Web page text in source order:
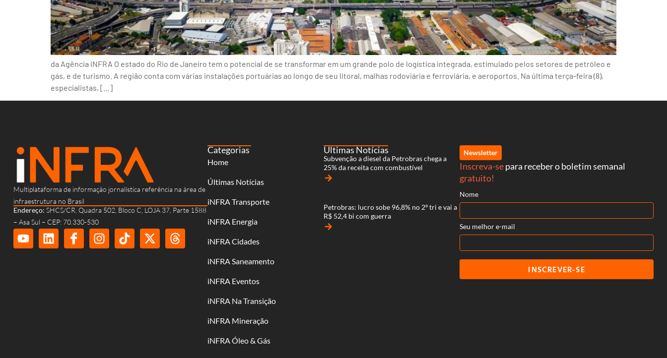
da Agência iNFRA O estado do Rio de Janeiro tem o potencial de se transformar em um grande polo de logística integrada, estimulado pelos setores de petróleo e
gás, e de turismo. A região conta com várias instalações portuárias ao longo de seu litoral, malhas rodoviária e ferroviária, e aeroportos. Na última terça-feira (8),
especialistas, […]
Multiplataforma de informação jornalística referência na área de
infraestrutura no Brasil
Endereço: SHCS/CR, Quadra 502, Bloco C, LOJA 37, Parte 1588
– Asa Sul – CEP: 70.330-530
Categorias
Home
Últimas Notícias
iNFRA Transporte
iNFRA Energia
iNFRA Cidades
iNFRA Saneamento
iNFRA Eventos
iNFRA Na Transição
iNFRA Mineração
iNFRA Óleo & Gás
Últimas Notícias
Subvenção a diesel da Petrobras chega a
25% da receita com combustível
arrow_forward
Petrobras: lucro sobe 96,8% no 2º tri e vai a
R$ 52,4 bi com guerra
arrow_forward
Newsletter
Inscreva-separa receber o boletim semanal
gratuito!
Nome
Seu melhor e-mail
INSCREVER-SE